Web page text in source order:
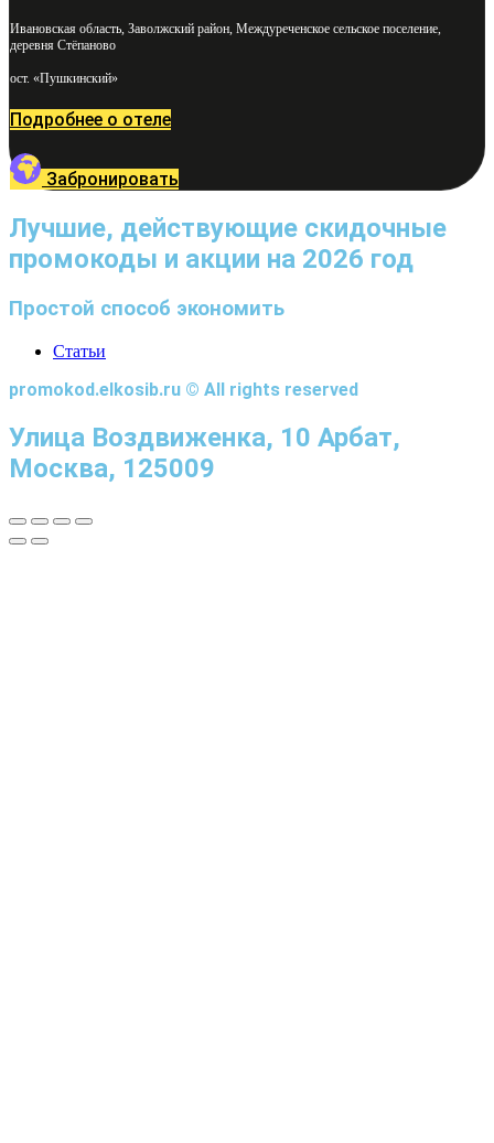
Ивановская область, Заволжский район, Междуреченское сельское поселение,
деревня Стёпаново
ост. «Пушкинский»
Подробнее о отеле
Забронировать
Лучшие, действующие скидочные
промокоды и акции на 2026 год
Простой способ экономить
Статьи
promokod.elkosib.ru © All rights reserved
Улица Воздвиженка, 10 Арбат,
Москва, 125009